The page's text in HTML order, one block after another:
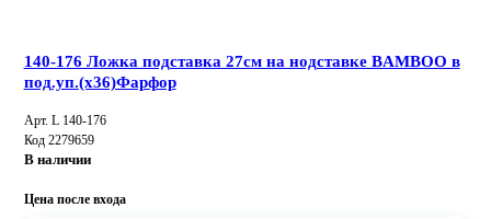
140-176 Ложка подставка 27см на нодставке BAMBOO в
под.уп.(х36)Фарфор
Арт. L 140-176
Код 2279659
В наличии
Цена после входа